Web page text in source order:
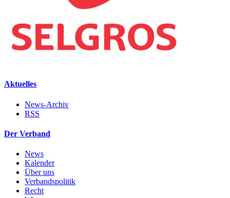
Aktuelles
News-Archiv
RSS
Der Verband
News
Kalender
Über uns
Verbandspolitik
Recht